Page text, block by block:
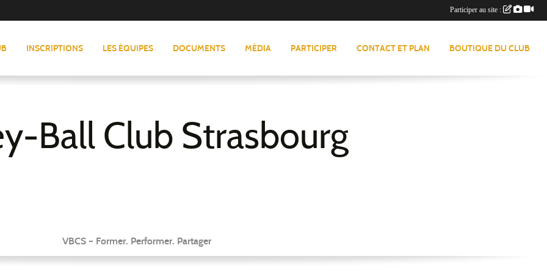
INSCRIPTIONS LES ÉQUIPES DOCUMENTS MÉDIA PARTICIPER CONTACT ET PLAN BOUTIQUE DU CLUB
Ball Club Strasbourg
VBCS – Former. Performer. Partager
Participer au site :